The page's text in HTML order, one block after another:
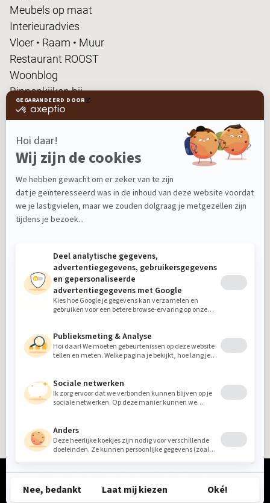
Meubels op maat
Interieuradvies
Vloer • Raam • Muur
Restaurant ROOST
Woonblog
Binnenkijken bij...
FanPas
Ontvang nieuws, tips en de laatste acties!
Aanmelden
klantbeoordelingen op
5-sterrenspecialist
© 2026 / Woongelofelijk Van Donzel / Realisatie:Rosegaar.nl|
Tikkl